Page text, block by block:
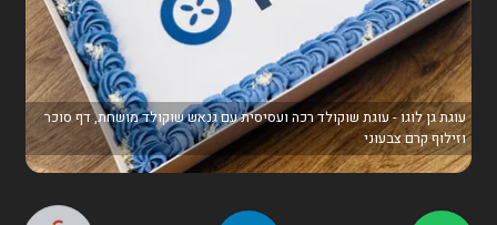
עוגת גן לוגו - עוגת שוקולד רכה ועסיסית עם גנאש שוקולד מושחת, דף סוכר
וזילוף קרם צבעוני